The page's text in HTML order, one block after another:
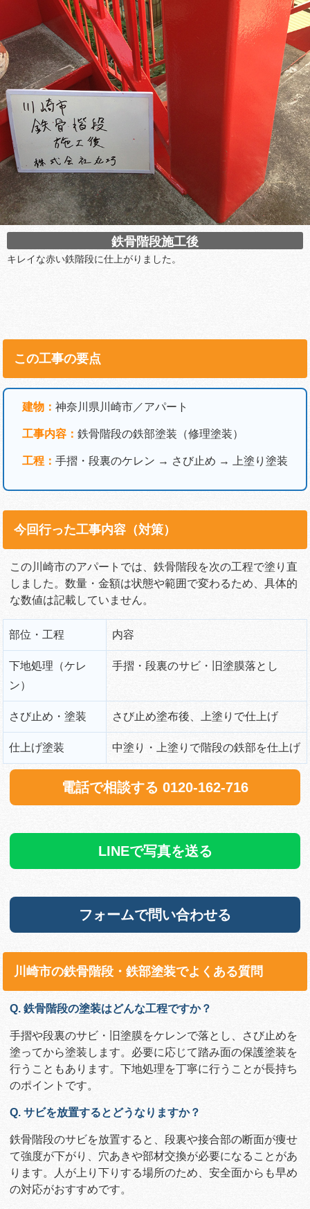
鉄骨階段施工後
キレイな赤い鉄階段に仕上がりました。
この工事の要点
建物： 神奈川県川崎市／アパート
工事内容： 鉄骨階段の鉄部塗装（修理塗装）
工程： 手摺・段裏のケレン → さび止め → 上塗り塗装
今回行った工事内容（対策）
この川崎市のアパートでは、鉄骨階段を次の工程で塗り直
しました。数量・金額は状態や範囲で変わるため、具体的
な数値は記載していません。
部位・工程 内容
下地処理（ケレ
ン）
手摺・段裏のサビ・旧塗膜落とし
さび止め・塗装 さび止め塗布後、上塗りで仕上げ
仕上げ塗装 中塗り・上塗りで階段の鉄部を仕上げ
電話で相談する 0120-162-716
LINEで写真を送る
フォームで問い合わせる
川崎市の鉄骨階段・鉄部塗装でよくある質問
Q. 鉄骨階段の塗装はどんな工程ですか？
手摺や段裏のサビ・旧塗膜をケレンで落とし、さび止めを
塗ってから塗装します。必要に応じて踏み面の保護塗装を
行うこともあります。下地処理を丁寧に行うことが長持ち
のポイントです。
Q. サビを放置するとどうなりますか？
鉄骨階段のサビを放置すると、段裏や接合部の断面が痩せ
て強度が下がり、穴あきや部材交換が必要になることがあ
ります。人が上り下りする場所のため、安全面からも早め
の対応がおすすめです。